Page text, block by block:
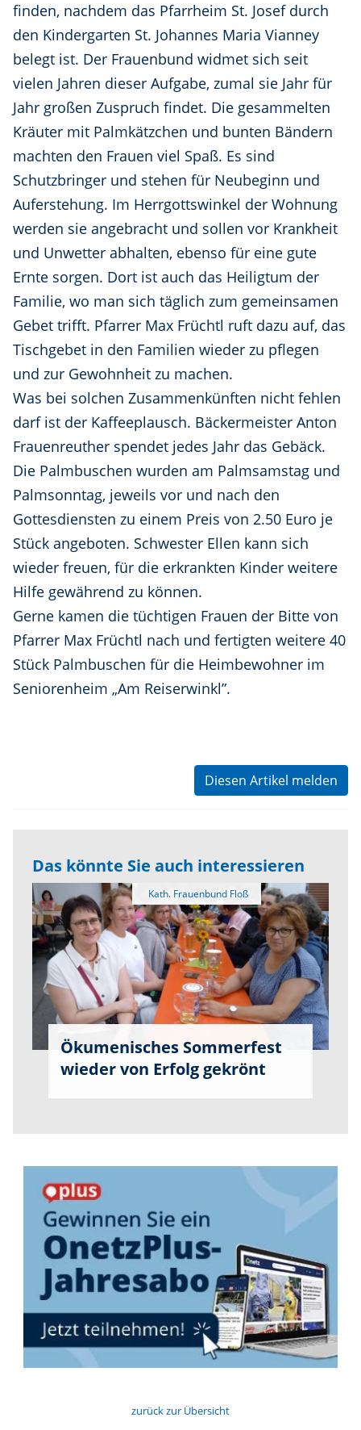
finden, nachdem das Pfarrheim St. Josef durch
den Kindergarten St. Johannes Maria Vianney
belegt ist. Der Frauenbund widmet sich seit
vielen Jahren dieser Aufgabe, zumal sie Jahr für
Jahr großen Zuspruch findet. Die gesammelten
Kräuter mit Palmkätzchen und bunten Bändern
machten den Frauen viel Spaß. Es sind
Schutzbringer und stehen für Neubeginn und
Auferstehung. Im Herrgottswinkel der Wohnung
werden sie angebracht und sollen vor Krankheit
und Unwetter abhalten, ebenso für eine gute
Ernte sorgen. Dort ist auch das Heiligtum der
Familie, wo man sich täglich zum gemeinsamen
Gebet trifft. Pfarrer Max Früchtl ruft dazu auf, das
Tischgebet in den Familien wieder zu pflegen
und zur Gewohnheit zu machen.
Was bei solchen Zusammenkünften nicht fehlen
darf ist der Kaffeeplausch. Bäckermeister Anton
Frauenreuther spendet jedes Jahr das Gebäck.
Die Palmbuschen wurden am Palmsamstag und
Palmsonntag, jeweils vor und nach den
Gottesdiensten zu einem Preis von 2.50 Euro je
Stück angeboten. Schwester Ellen kann sich
wieder freuen, für die erkrankten Kinder weitere
Hilfe gewährend zu können.
Gerne kamen die tüchtigen Frauen der Bitte von
Pfarrer Max Früchtl nach und fertigten weitere 40
Stück Palmbuschen für die Heimbewohner im
Seniorenheim „Am Reiserwinkl”.
Diesen Artikel melden
Das könnte Sie auch interessieren
Kath. Frauenbund Floß
Ökumenisches Sommerfest
wieder von Erfolg gekrönt
zurück zur Übersicht